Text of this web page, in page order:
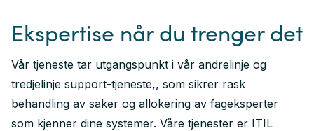
Ekspertise når du trenger det
Vår tjeneste tar utgangspunkt i vår andrelinje og
tredjelinje support-tjeneste,, som sikrer rask
behandling av saker og allokering av fageksperter
som kjenner dine systemer. Våre tjenester er ITIL